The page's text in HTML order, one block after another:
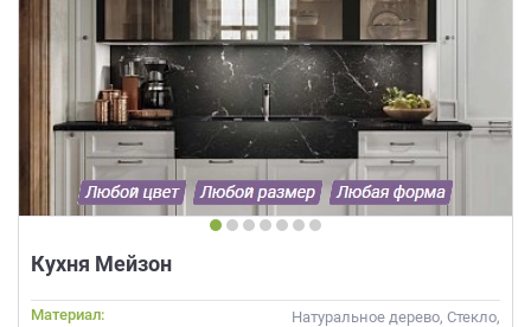
Кухня Мейзон
Материал:
Натуральное дерево, Стекло,